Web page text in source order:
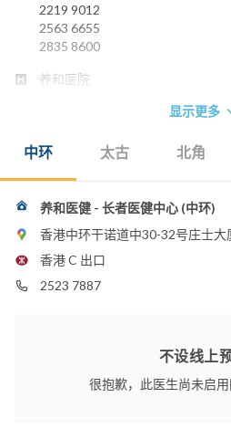
2219 9012
2563 6655
2835 8600
养和医院
显示更多
中环 太古 北角
养和医健 - 长者医健中心 (中环)
香港中环干诺道中30-32号庄士大
香港 C 出口
2523 7887
不设线上
很抱歉，此医生尚未启用